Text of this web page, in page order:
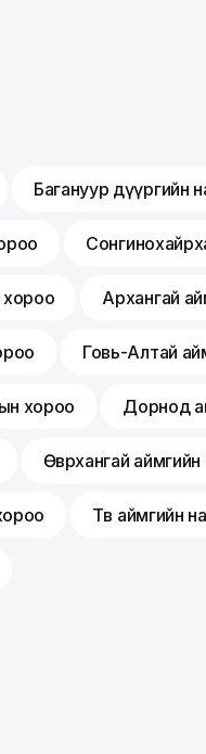
Багануур дүүргийн
хороо Архангай
Говь-Алтай
хороо Дорнод
Өвөрхангай
Төв аймгийн